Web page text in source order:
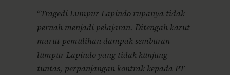
“Tragedi Lumpur Lapindo rupanya tidak
pernah menjadi pelajaran. Ditengah karut
marut pemulihan dampak semburan
lumpur Lapindo yang tidak kunjung
tuntas, perpanjangan kontrak kepada PT